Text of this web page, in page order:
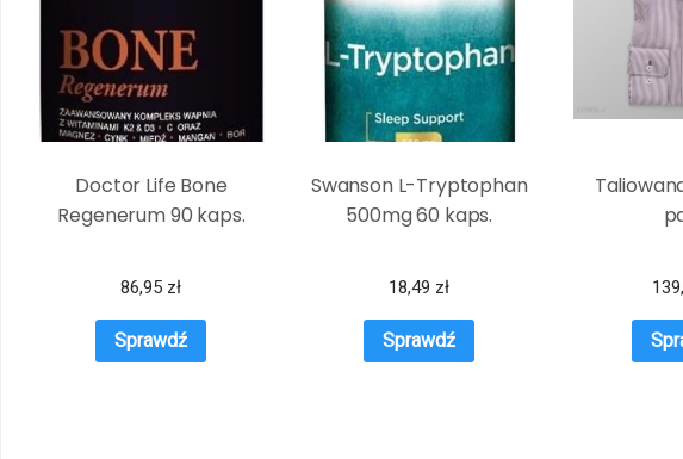
Doctor Life Bone
Regenerum 90 kaps.
86,95 zł
Sprawdź
Swanson L-Tryptophan
500mg 60 kaps.
18,49 zł
Sprawdź